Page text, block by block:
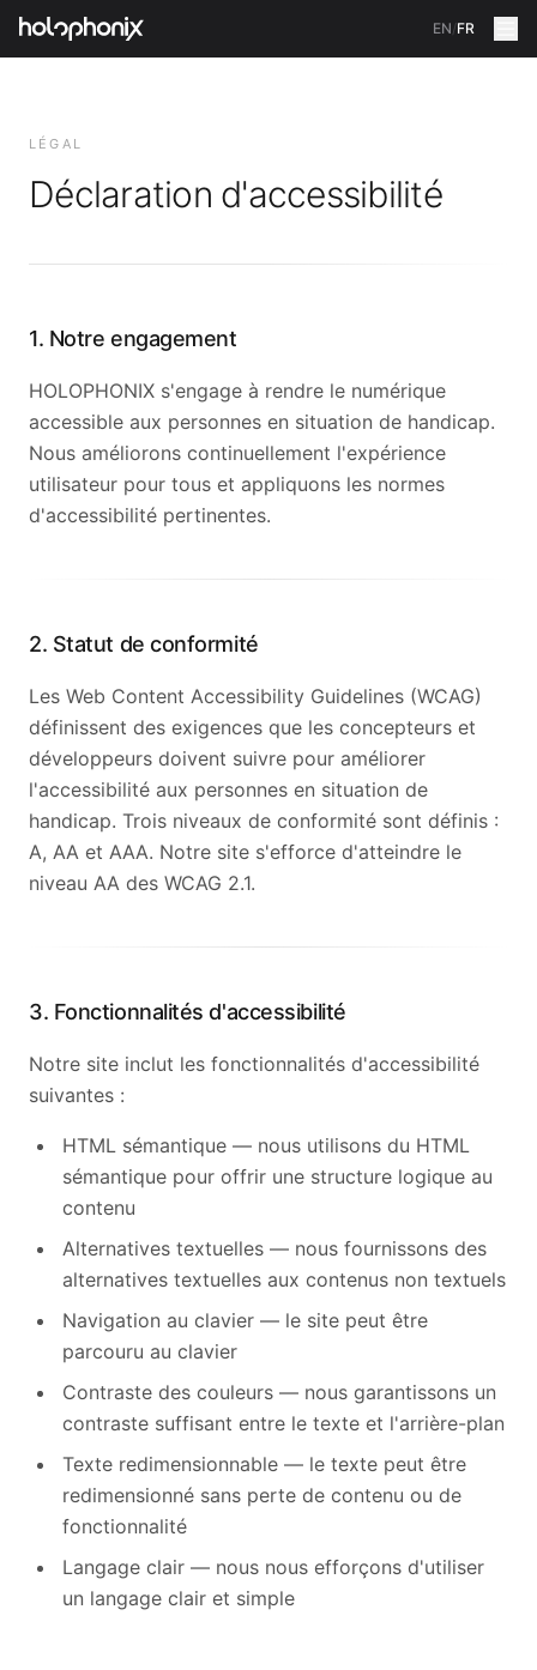
EN/FR
LÉGAL
Déclaration d'accessibilité
1. Notre engagement
HOLOPHONIX s'engage à rendre le numérique
accessible aux personnes en situation de handicap.
Nous améliorons continuellement l'expérience
utilisateur pour tous et appliquons les normes
d'accessibilité pertinentes.
2. Statut de conformité
Les Web Content Accessibility Guidelines (WCAG)
définissent des exigences que les concepteurs et
développeurs doivent suivre pour améliorer
l'accessibilité aux personnes en situation de
handicap. Trois niveaux de conformité sont définis :
A, AA et AAA. Notre site s'efforce d'atteindre le
niveau AA des WCAG 2.1.
3. Fonctionnalités d'accessibilité
Notre site inclut les fonctionnalités d'accessibilité
suivantes :
HTML sémantique — nous utilisons du HTML
sémantique pour offrir une structure logique au
contenu
Alternatives textuelles — nous fournissons des
alternatives textuelles aux contenus non textuels
Navigation au clavier — le site peut être
parcouru au clavier
Contraste des couleurs — nous garantissons un
contraste suffisant entre le texte et l'arrière-plan
Texte redimensionnable — le texte peut être
redimensionné sans perte de contenu ou de
fonctionnalité
Langage clair — nous nous efforçons d'utiliser
un langage clair et simple